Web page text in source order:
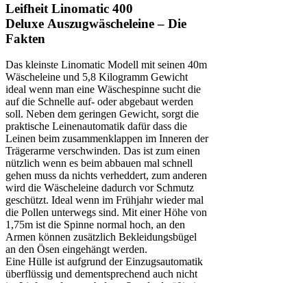
Leifheit Linomatic 400
Deluxe Auszugwäscheleine – Die
Fakten
Das kleinste Linomatic Modell mit seinen 40m
Wäscheleine und 5,8 Kilogramm Gewicht
ideal wenn man eine Wäschespinne sucht die
auf die Schnelle auf- oder abgebaut werden
soll. Neben dem geringen Gewicht, sorgt die
praktische Leinenautomatik dafür dass die
Leinen beim zusammenklappen im Inneren der
Trägerarme verschwinden. Das ist zum einen
nützlich wenn es beim abbauen mal schnell
gehen muss da nichts verheddert, zum anderen
wird die Wäscheleine dadurch vor Schmutz
geschützt. Ideal wenn im Frühjahr wieder mal
die Pollen unterwegs sind. Mit einer Höhe von
1,75m ist die Spinne normal hoch, an den
Armen können zusätzlich Bekleidungsbügel
an den Ösen eingehängt werden.
Eine Hülle ist aufgrund der Einzugsautomatik
überflüssig und dementsprechend auch nicht